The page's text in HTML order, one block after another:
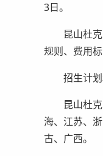
3日。
昆山杜克
规则、费用
招生计划
昆山杜克
海、江苏、
古、广西。